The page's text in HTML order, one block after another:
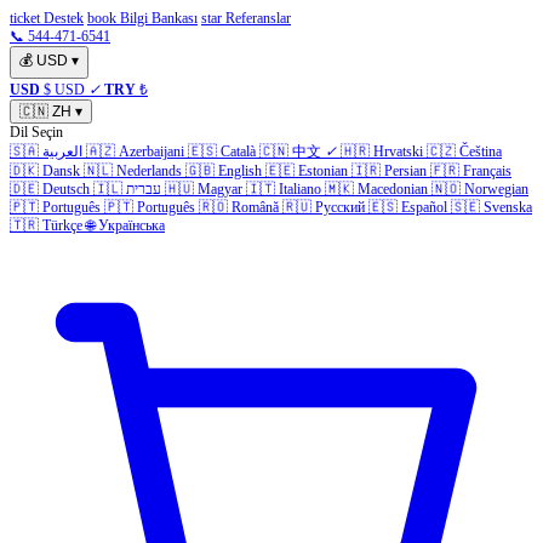
ticket Destek book Bilgi Bankası star Referanslar
📞 544-471-6541
💰 USD ▾
USD $ USD ✓ TRY ₺
🇨🇳 ZH ▾
Dil Seçin
🇸🇦 العربية 🇦🇿 Azerbaijani 🇪🇸 Català 🇨🇳 中文 ✓ 🇭🇷 Hrvatski 🇨🇿 Čeština
🇩🇰 Dansk 🇳🇱 Nederlands 🇬🇧 English 🇪🇪 Estonian 🇮🇷 Persian 🇫🇷 Français
🇩🇪 Deutsch 🇮🇱 עברית 🇭🇺 Magyar 🇮🇹 Italiano 🇲🇰 Macedonian 🇳🇴 Norwegian
🇵🇹 Português 🇵🇹 Português 🇷🇴 Română 🇷🇺 Русский 🇪🇸 Español 🇸🇪 Svenska
🇹🇷 Türkçe 🌐 Українська